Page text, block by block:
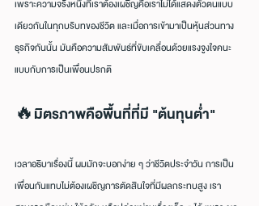
เพราะความจริงหนึ่งที่เราต้องเผชิญคือเราไม่ได้แสดงตัวตนแบบ
เดียวกันในทุกบริบทของชีวิต และเมื่อการเข้ามาเป็นหุ้นส่วนทาง
ธุรกิจกันนั้น มันคือความสัมพันธ์ที่ขับเคลื่อนด้วยแรงจูงใจคนะ
แบบกับการเป็นเพื่อนปรกติ
🔥มิตรภาพคือพื้นที่ที่มี "ต้นทุนต่ำ"
เวลาอธิบาเรื่องนี้ ผมมักจะบอกง่าย ๆ ว่าชีวิตประจำวัน การเป็น
เพื่อนกันแทบไม่ต้องเผชิญการตัดสินใจที่มีผลกระทบสูง เรา